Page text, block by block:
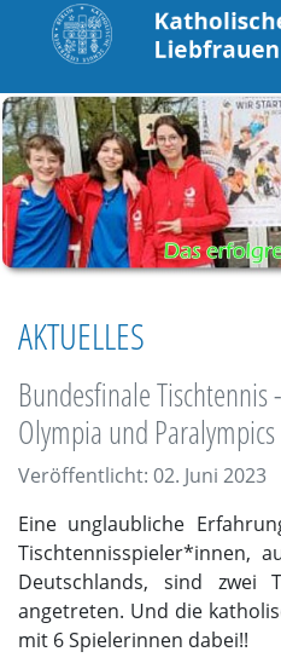
AKTUELLES
Bundesfinale
Olympia und Paralympics
Veröffentlicht: 02. Juni 2023
Eine unglaubliche
Tischtennisspieler*innen,
Deutschlands, sind zwei
angetreten. Und die
mit 6 Spielerinnen dabei!!